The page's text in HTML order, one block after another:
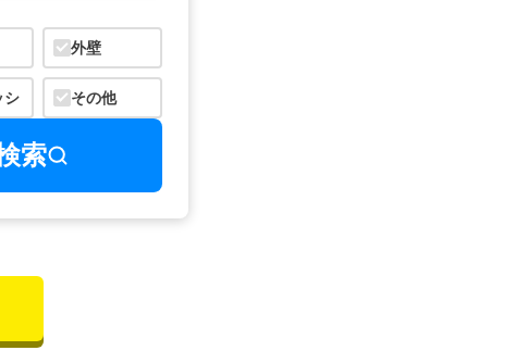
外壁
シ その他
索